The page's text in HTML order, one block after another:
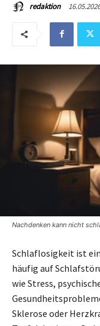
redaktion 16.05.2026
Nachdenken kann nicht
Schlaflosigkeit ist
häufig auf
wie Stress,
Sklerose oder